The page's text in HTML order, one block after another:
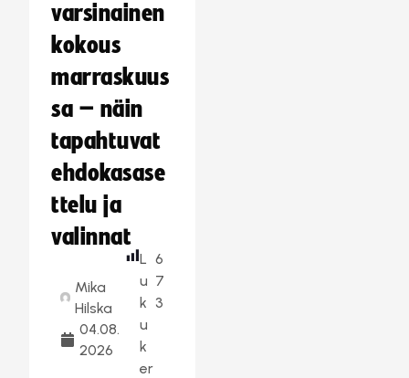
varsinainen
kokous
marraskuus
sa – näin
tapahtuvat
ehdokasase
ttelu ja
valinnat
Mika
Hilska
04.08.
2026
L
u
k
u
k
er
6
7
3